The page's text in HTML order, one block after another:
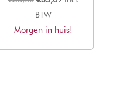
prijs
was:
is:
BTW
Morgen in huis!